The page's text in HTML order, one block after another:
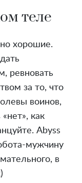
теле
хорошие.
ревновать
за то, что
воинов,
как
Abyss
мужчину
в